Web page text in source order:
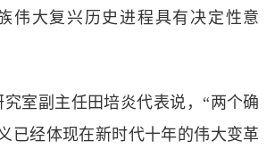
伟大复兴历史进程具有决定性意
究室副主任田培炎代表说，“两个确
已经体现在新时代十年的伟大变革